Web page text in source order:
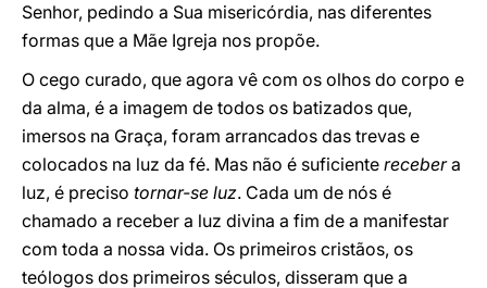
Senhor, pedindo a Sua misericórdia, nas diferentes
formas que a Mãe Igreja nos propõe.
O cego curado, que agora vê com os olhos do corpo e
da alma, é a imagem de todos os batizados que,
imersos na Graça, foram arrancados das trevas e
colocados na luz da fé. Mas não é suficiente recebera
luz, é preciso tornar-se luz. Cada um de nós é
chamado a receber a luz divina a fim de a manifestar
com toda a nossa vida. Os primeiros cristãos, os
teólogos dos primeiros séculos, disseram que a